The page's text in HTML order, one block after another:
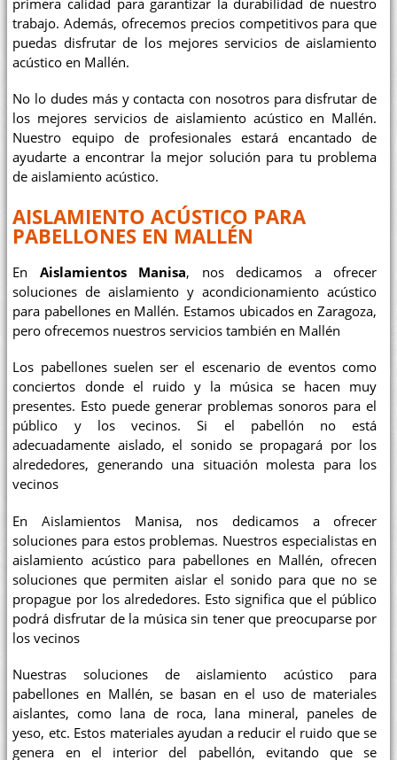
primera calidad para garantizar la durabilidad de nuestro
trabajo. Además, ofrecemos precios competitivos para que
puedas disfrutar de los mejores servicios de aislamiento
acústico en Mallén.
No lo dudes más y contacta con nosotros para disfrutar de
los mejores servicios de aislamiento acústico en Mallén.
Nuestro equipo de profesionales estará encantado de
ayudarte a encontrar la mejor solución para tu problema
de aislamiento acústico.
AISLAMIENTO ACÚSTICO PARA
PABELLONES EN MALLÉN
En Aislamientos Manisa, nos dedicamos a ofrecer
soluciones de aislamiento y acondicionamiento acústico
para pabellones en Mallén. Estamos ubicados en Zaragoza,
pero ofrecemos nuestros servicios también en Mallén
Los pabellones suelen ser el escenario de eventos como
conciertos donde el ruido y la música se hacen muy
presentes. Esto puede generar problemas sonoros para el
público y los vecinos. Si el pabellón no está
adecuadamente aislado, el sonido se propagará por los
alrededores, generando una situación molesta para los
vecinos
En Aislamientos Manisa, nos dedicamos a ofrecer
soluciones para estos problemas. Nuestros especialistas en
aislamiento acústico para pabellones en Mallén, ofrecen
soluciones que permiten aislar el sonido para que no se
propague por los alrededores. Esto significa que el público
podrá disfrutar de la música sin tener que preocuparse por
los vecinos
Nuestras soluciones de aislamiento acústico para
pabellones en Mallén, se basan en el uso de materiales
aislantes, como lana de roca, lana mineral, paneles de
yeso, etc. Estos materiales ayudan a reducir el ruido que se
genera en el interior del pabellón, evitando que se